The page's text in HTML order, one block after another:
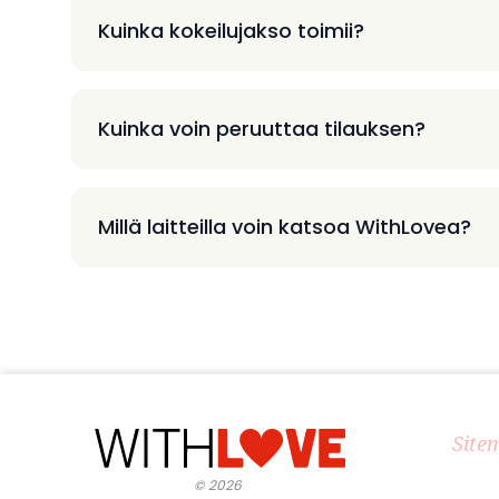
Kuinka kokeilujakso toimii?
Kuinka voin peruuttaa tilauksen?
Millä laitteilla voin katsoa WithLovea?
©2026